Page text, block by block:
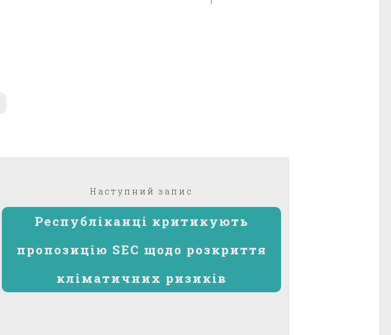
Наступний запис
запис:
Республіканці критикують
пропозицію SEC щодо розкриття
кліматичних ризиків